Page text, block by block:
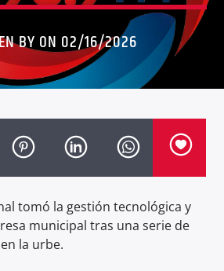
BY ON 02/16/2026
tomó la gestión tecnológica y
municipal tras una serie de
la urbe.